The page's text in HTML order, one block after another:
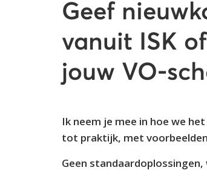
Geef
vanuit ISK
jouw VO-
Ik neem je mee in hoe we
tot praktijk, met
Geen